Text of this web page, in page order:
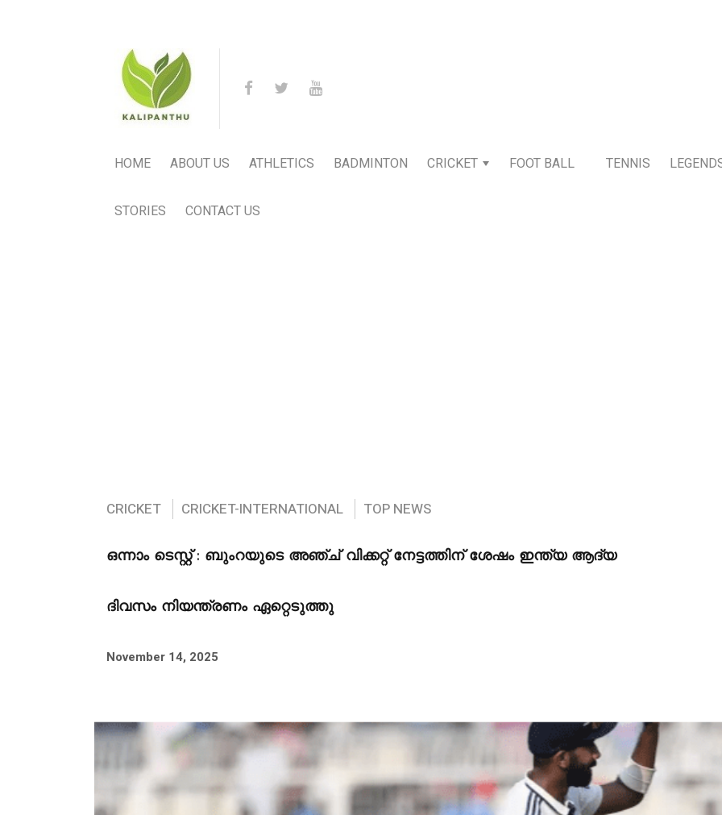
HOME ABOUT US ATHLETICS BADMINTON CRICKET FOOT BALL TENNIS
STORIES CONTACT US
CRICKET CRICKET-INTERNATIONAL TOP NEWS
ഒന്നാം ടെസ്റ്റ് : ബുംറയുടെ അഞ്ച് വിക്കറ്റ് നേട്ടത്തിന് ശേഷം ഇന്ത്യ ആദ്യ
ദിവസം നിയന്ത്രണം ഏറ്റെടുത്തു
November 14, 2025